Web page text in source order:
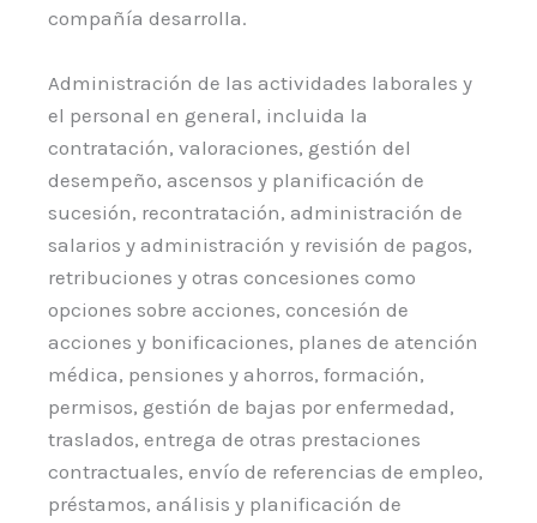
compañía desarrolla.
Administración de las actividades laborales y
el personal en general, incluida la
contratación, valoraciones, gestión del
desempeño, ascensos y planificación de
sucesión, recontratación, administración de
salarios y administración y revisión de pagos,
retribuciones y otras concesiones como
opciones sobre acciones, concesión de
acciones y bonificaciones, planes de atención
médica, pensiones y ahorros, formación,
permisos, gestión de bajas por enfermedad,
traslados, entrega de otras prestaciones
contractuales, envío de referencias de empleo,
préstamos, análisis y planificación de